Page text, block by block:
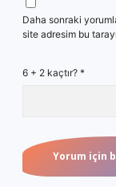
Daha sonraki
site adresim bu
6 + 2 kaçtır? *